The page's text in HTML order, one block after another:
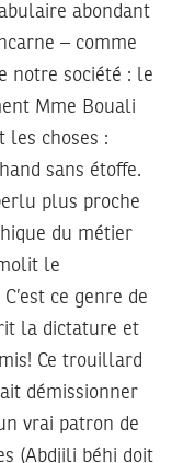
abondant
– comme
notre société : le
Mme Bouali
les choses :
sans étoffe.
plus proche
du métier
le
ce genre de
la dictature et
Ce trouillard
démissionner
vrai patron de
(Abdjili béhi doit